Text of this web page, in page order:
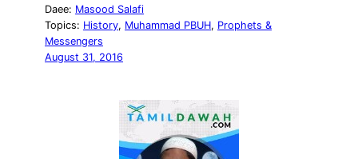
Daee: Masood Salafi
Topics: History, Muhammad PBUH, Prophets &
Messengers
August 31, 2016